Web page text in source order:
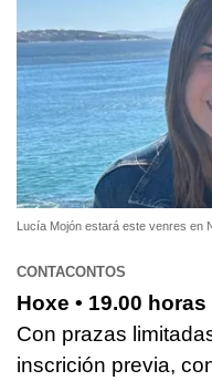
Lucía Mojón estará este venres en
CONTACONTOS
Hoxe • 19.00
Con prazas
inscrición previa,